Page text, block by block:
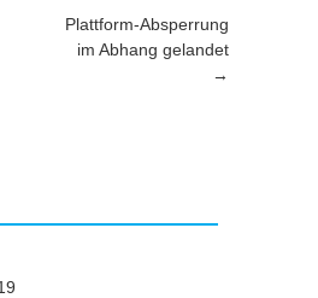
Plattform-Absperrung
im Abhang gelandet
→